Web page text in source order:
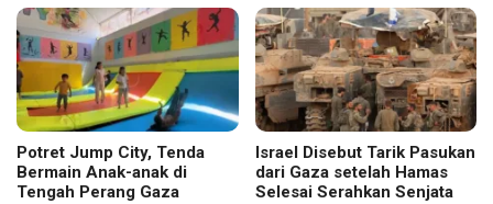
Potret Jump City, Tenda
Bermain Anak-anak di
Tengah Perang Gaza
Israel Disebut Tarik Pasukan
dari Gaza setelah Hamas
Selesai Serahkan Senjata